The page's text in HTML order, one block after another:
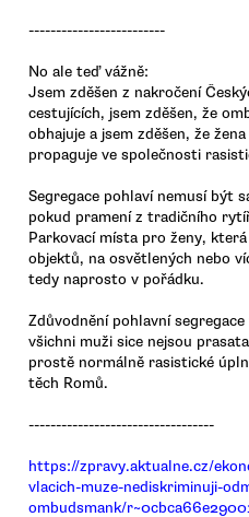
-------------------------
No ale teď vážně:
Jsem zděšen z nakročení
cestujících, jsem zděšen, že
obhajuje a jsem zděšen, že
propaguje ve společnosti
Segregace pohlaví nemusí být
pokud pramení z tradičního
Parkovací místa pro ženy,
objektů, na osvětlených nebo
tedy naprosto v pořádku.
Zdůvodnění pohlavní
všichni muži sice nejsou
prostě normálně rasistické
těch Romů.
----------------------------------
https://zpravy.aktualne.cz/
vlacich-muze-nediskriminuji-
ombudsmank/